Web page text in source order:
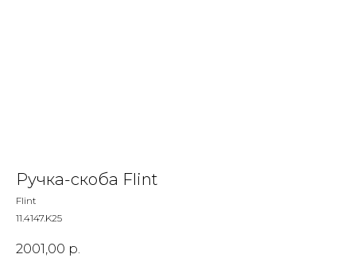
Ручка-скоба Flint
Flint
11.4147.K25
2001,00 р.